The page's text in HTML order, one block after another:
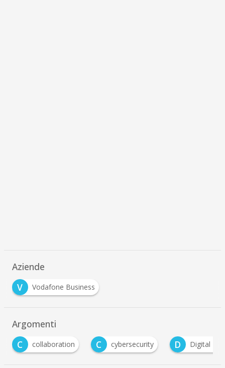
Aziende
V
Vodafone Business
Argomenti
collaboration C cybersecurity D Digital